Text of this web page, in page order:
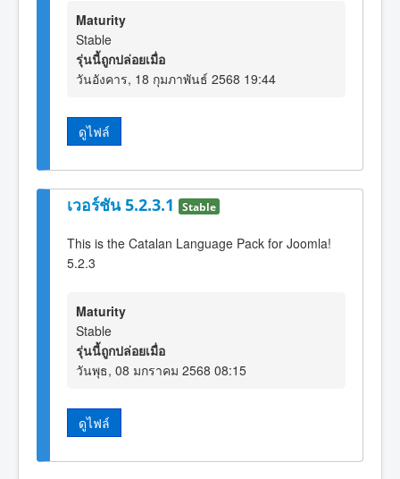
Maturity
Stable
รุ่นนี้ถูกปล่อยเมื่อ
วันอังคาร, 18 กุมภาพันธ์ 2568 19:44
ดูไฟล์
เวอร์ชัน 5.2.3.1 Stable
This is the Catalan Language Pack for Joomla!
5.2.3
Maturity
Stable
รุ่นนี้ถูกปล่อยเมื่อ
วันพุธ, 08 มกราคม 2568 08:15
ดูไฟล์